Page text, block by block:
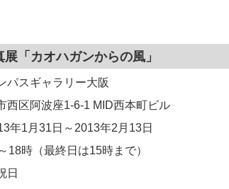
「カオハガンからの風」
パスギャラリー大阪
西区阿波座1-6-1 MID西本町ビル
年1月31日～2013年2月13日
18時（最終日は15時まで）
日